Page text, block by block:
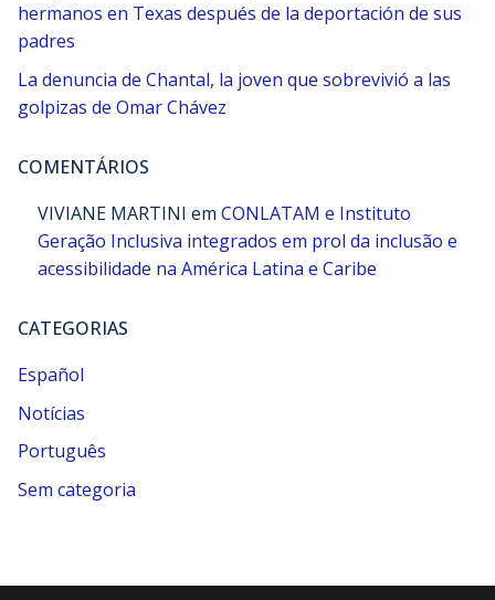
hermanos en Texas después de la deportación de sus
padres
La denuncia de Chantal, la joven que sobrevivió a las
golpizas de Omar Chávez
COMENTÁRIOS
VIVIANE MARTINI em CONLATAM e Instituto
Geração Inclusiva integrados em prol da inclusão e
acessibilidade na América Latina e Caribe
CATEGORIAS
Español
Notícias
Português
Sem categoria